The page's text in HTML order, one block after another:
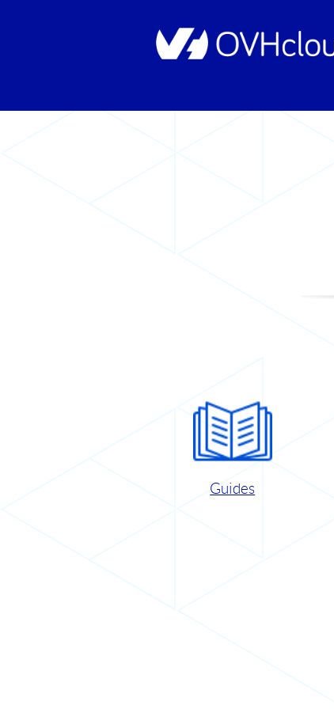
Guides